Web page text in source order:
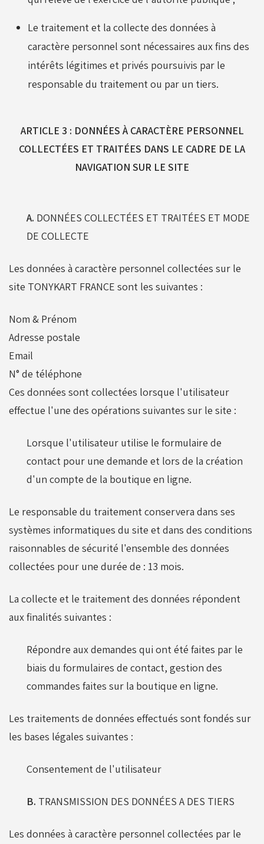
Le traitement et la collecte des données à
caractère personnel sont nécessaires aux fins des
intérêts légitimes et privés poursuivis par le
responsable du traitement ou par un tiers.
ARTICLE 3 : DONNÉES À CARACTÈRE PERSONNEL
COLLECTÉES ET TRAITÉES DANS LE CADRE DE LA
NAVIGATION SUR LE SITE
A. DONNÉES COLLECTÉES ET TRAITÉES ET MODE
DE COLLECTE
Les données à caractère personnel collectées sur le
site TONYKART FRANCE sont les suivantes :
Nom & Prénom
Adresse postale
Email
N° de téléphone
Ces données sont collectées lorsque l'utilisateur
effectue l'une des opérations suivantes sur le site :
Lorsque l'utilisateur utilise le formulaire de
contact pour une demande et lors de la création
d'un compte de la boutique en ligne.
Le responsable du traitement conservera dans ses
systèmes informatiques du site et dans des conditions
raisonnables de sécurité l'ensemble des données
collectées pour une durée de : 13 mois.
La collecte et le traitement des données répondent
aux finalités suivantes :
Répondre aux demandes qui ont été faites par le
biais du formulaires de contact, gestion des
commandes faites sur la boutique en ligne.
Les traitements de données effectués sont fondés sur
les bases légales suivantes :
Consentement de l'utilisateur
B. TRANSMISSION DES DONNÉES A DES TIERS
Les données à caractère personnel collectées par le